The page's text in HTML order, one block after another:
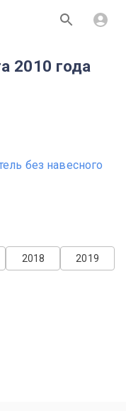
2010 года
без навесного
2019
2018